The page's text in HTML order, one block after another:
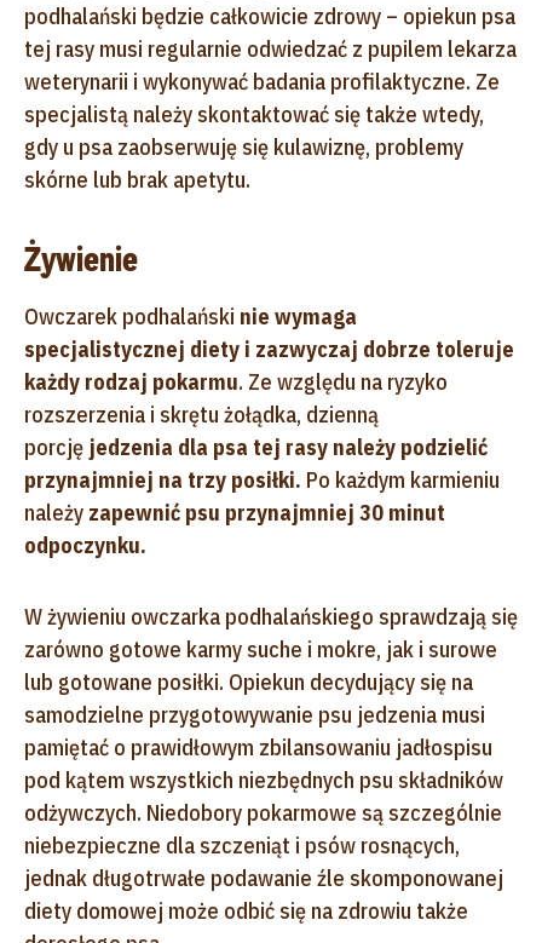
podhalański będzie całkowicie zdrowy – opiekun psa
tej rasy musi regularnie odwiedzać z pupilem lekarza
weterynarii i wykonywać badania profilaktyczne. Ze
specjalistą należy skontaktować się także wtedy,
gdy u psa zaobserwuję się kulawiznę, problemy
skórne lub brak apetytu.
Żywienie
Owczarek podhalański nie wymaga
specjalistycznej diety i zazwyczaj dobrze toleruje
każdy rodzaj pokarmu. Ze względu na ryzyko
rozszerzenia i skrętu żołądka, dzienną
porcję jedzenia dla psa tej rasy należy podzielić
przynajmniej na trzy posiłki. Po każdym karmieniu
należy zapewnić psu przynajmniej 30 minut
odpoczynku.
W żywieniu owczarka podhalańskiego sprawdzają się
zarówno gotowe karmy suche i mokre, jak i surowe
lub gotowane posiłki. Opiekun decydujący się na
samodzielne przygotowywanie psu jedzenia musi
pamiętać o prawidłowym zbilansowaniu jadłospisu
pod kątem wszystkich niezbędnych psu składników
odżywczych. Niedobory pokarmowe są szczególnie
niebezpieczne dla szczeniąt i psów rosnących,
jednak długotrwałe podawanie źle skomponowanej
diety domowej może odbić się na zdrowiu także